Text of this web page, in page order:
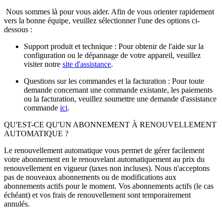
Nous sommes là pour vous aider. Afin de vous orienter rapidement
vers la bonne équipe, veuillez sélectionner l'une des options ci-
dessous :
Support produit et technique : Pour obtenir de l'aide sur la
configuration ou le dépannage de votre appareil, veuillez
visiter notre site d'assistance.
Questions sur les commandes et la facturation : Pour toute
demande concernant une commande existante, les paiements
ou la facturation, veuillez soumettre une demande d'assistance
commande ici.
QU'EST-CE QU'UN ABONNEMENT À RENOUVELLEMENT
AUTOMATIQUE ?
Le renouvellement automatique vous permet de gérer facilement
votre abonnement en le renouvelant automatiquement au prix du
renouvellement en vigueur (taxes non incluses). Nous n'acceptons
pas de nouveaux abonnements ou de modifications aux
abonnements actifs pour le moment. Vos abonnements actifs (le cas
échéant) et vos frais de renouvellement sont temporairement
annulés.